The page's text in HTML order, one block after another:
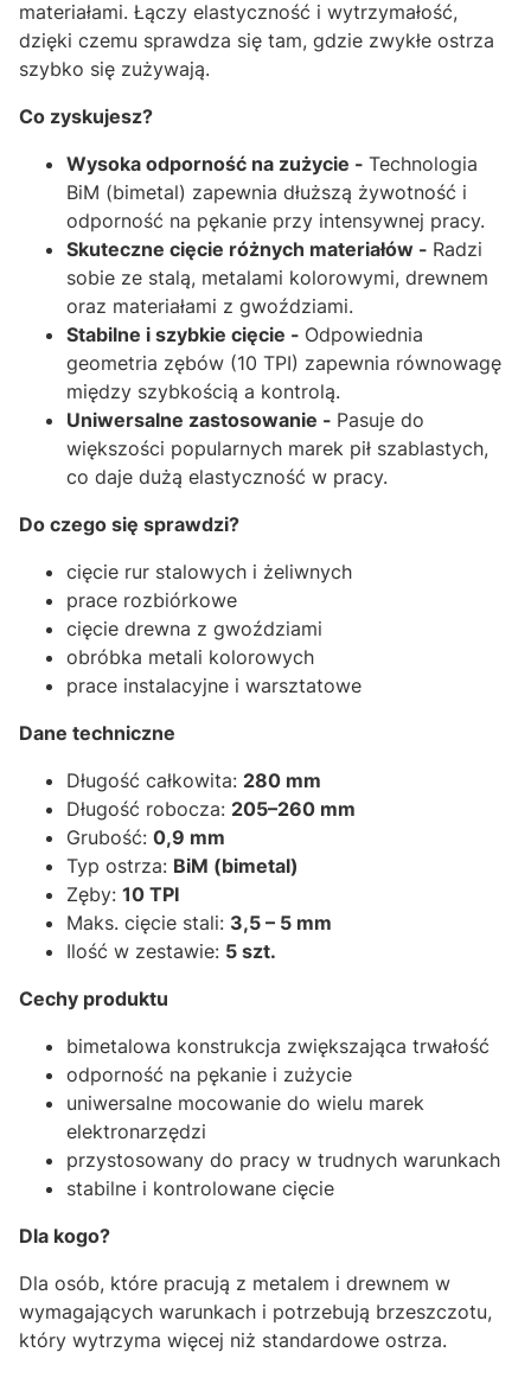
materiałami. Łączy elastyczność i wytrzymałość,
dzięki czemu sprawdza się tam, gdzie zwykłe ostrza
szybko się zużywają.
Co zyskujesz?
Wysoka odporność na zużycie - Technologia
BiM (bimetal) zapewnia dłuższą żywotność i
odporność na pękanie przy intensywnej pracy.
Skuteczne cięcie różnych materiałów - Radzi
sobie ze stalą, metalami kolorowymi, drewnem
oraz materiałami z gwoździami.
Stabilne i szybkie cięcie - Odpowiednia
geometria zębów (10 TPI) zapewnia równowagę
między szybkością a kontrolą.
Uniwersalne zastosowanie - Pasuje do
większości popularnych marek pił szablastych,
co daje dużą elastyczność w pracy.
Do czego się sprawdzi?
cięcie rur stalowych i żeliwnych
prace rozbiórkowe
cięcie drewna z gwoździami
obróbka metali kolorowych
prace instalacyjne i warsztatowe
Dane techniczne
Długość całkowita: 280 mm
Długość robocza: 205–260 mm
Grubość: 0,9 mm
Typ ostrza: BiM (bimetal)
Zęby: 10 TPI
Maks. cięcie stali: 3,5 – 5 mm
Ilość w zestawie: 5 szt.
Cechy produktu
bimetalowa konstrukcja zwiększająca trwałość
odporność na pękanie i zużycie
uniwersalne mocowanie do wielu marek
elektronarzędzi
przystosowany do pracy w trudnych warunkach
stabilne i kontrolowane cięcie
Dla kogo?
Dla osób, które pracują z metalem i drewnem w
wymagających warunkach i potrzebują brzeszczotu,
który wytrzyma więcej niż standardowe ostrza.